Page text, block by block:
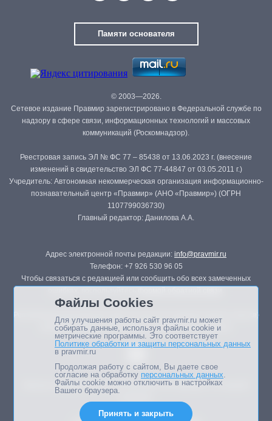
Памяти основателя
© 2003—2026.
Сетевое издание Правмир зарегистрировано в Федеральной службе по
надзору в сфере связи, информационных технологий и массовых
коммуникаций (Роскомнадзор).
Реестровая запись ЭЛ № ФС 77 – 85438 от 13.06.2023 г. (внесение
изменений в свидетельство ЭЛ ФС 77-44847 от 03.05.2011 г.)
Учредитель: Автономная некоммерческая организация информационно-
познавательный центр «Правмир» (АНО «Правмир») (ОГРН
1107799036730)
Главный редактор: Данилова А.А.
Адрес электронной почты редакции: info@pravmir.ru
Телефон: +7 926 530 96 05
Чтобы связаться с редакцией или сообщить обо всех замеченных
Републикация материалов сайта в печатных изданиях (книгах, прессе)
возможна только с письменного разрешения редакции.
Мнение авторов статей портала может не совпадать с позицией
Файлы Cookies
Для улучшения работы сайт pravmir.ru может
собирать данные, используя файлы cookie и
метрические программы. Это соответствует
Политике обработки и защиты персональных данных
в pravmir.ru
Продолжая работу с сайтом, Вы даете свое
согласие на обработку персональных данных.
Файлы cookie можно отключить в настройках
Вашего браузера.
Принять и закрыть